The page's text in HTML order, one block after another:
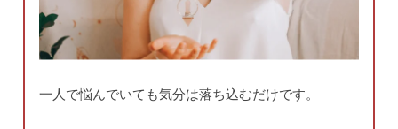
一人で悩んでいても気分は落ち込むだけです。